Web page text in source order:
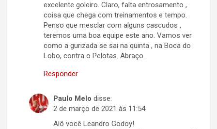
excelente goleiro. Claro, falta entrosamento ,
coisa que chega com treinamentos e tempo.
Penso que mesclar com alguns cascudos ,
teremos uma boa equipe este ano. Vamos ver
como a gurizada se sai na quinta , na Boca do
Lobo, contra o Pelotas. Abraço.
Responder
Paulo Melo disse:
2 de março de 2021 às 11:54
Alô você Leandro Godoy!